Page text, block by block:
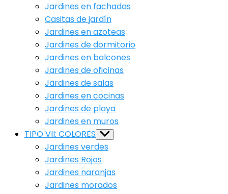
Jardines en fachadas
Casitas de jardín
Jardines en azoteas
Jardines de dormitorio
Jardines en balcones
Jardines de oficinas
Jardines de salas
Jardines en cocinas
Jardines de playa
Jardines en muros
TIPO VII: COLORES Show
sub
menu
Jardines verdes
Jardines Rojos
Jardines naranjas
Jardines morados